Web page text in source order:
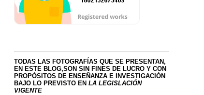
TODAS LAS FOTOGRAFÍAS QUE SE PRESENTAN,
EN ESTE BLOG,SON SIN FINES DE LUCRO Y CON
PROPÓSITOS DE ENSEÑANZA E INVESTIGACIÓN
BAJO LO PREVISTO EN LA LEGISLACIÓN
VIGENTE